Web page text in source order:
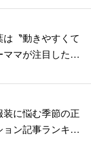
〝動きやすくて
ママが注目した今
に悩む季節の正
ン記事ランキン